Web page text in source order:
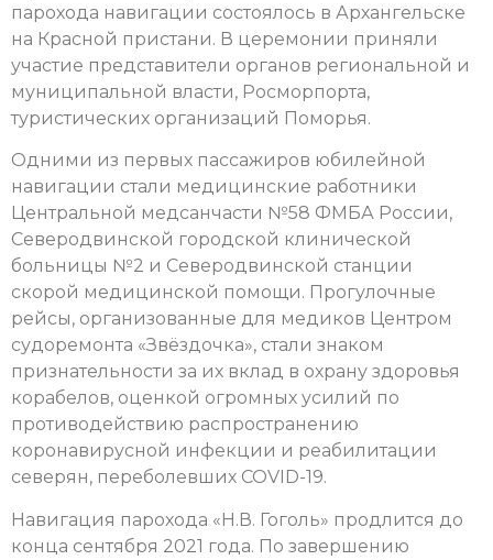
парохода навигации состоялось в Архангельске
на Красной пристани. В церемонии приняли
участие представители органов региональной и
муниципальной власти, Росморпорта,
туристических организаций Поморья.
Одними из первых пассажиров юбилейной
навигации стали медицинские работники
Центральной медсанчасти №58 ФМБА России,
Северодвинской городской клинической
больницы №2 и Северодвинской станции
скорой медицинской помощи. Прогулочные
рейсы, организованные для медиков Центром
судоремонта «Звёздочка», стали знаком
признательности за их вклад в охрану здоровья
корабелов, оценкой огромных усилий по
противодействию распространению
коронавирусной инфекции и реабилитации
северян, переболевших COVID-19.
Навигация парохода «Н.В. Гоголь» продлится до
конца сентября 2021 года. По завершению